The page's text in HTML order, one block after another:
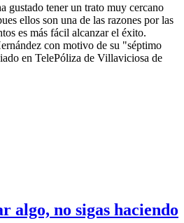
gustado tener un trato muy cercano
ellos son una de las razones por las
es más fácil alcanzar el éxito.
con motivo de su "séptimo
en TelePóliza de Villaviciosa de
algo, no sigas haciendo